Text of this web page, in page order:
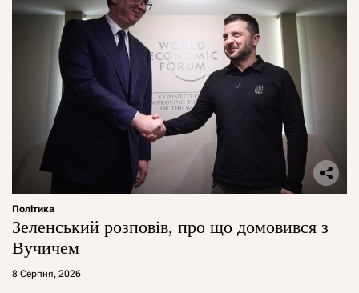
Політика
Зеленський розповів, про що домовився з
Вучичем
8 Серпня, 2026